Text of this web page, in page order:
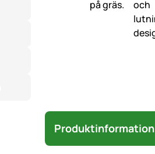
Produktinformation